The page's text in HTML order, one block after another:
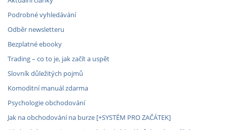
Podrobné vyhledávání
Odběr newsletteru
Bezplatné ebooky
Trading – co to je, jak začít a uspět
Slovník důležitých pojmů
Komoditní manuál zdarma
Psychologie obchodování
Jak na obchodování na burze [+SYSTÉM PRO ZAČÁTEK]